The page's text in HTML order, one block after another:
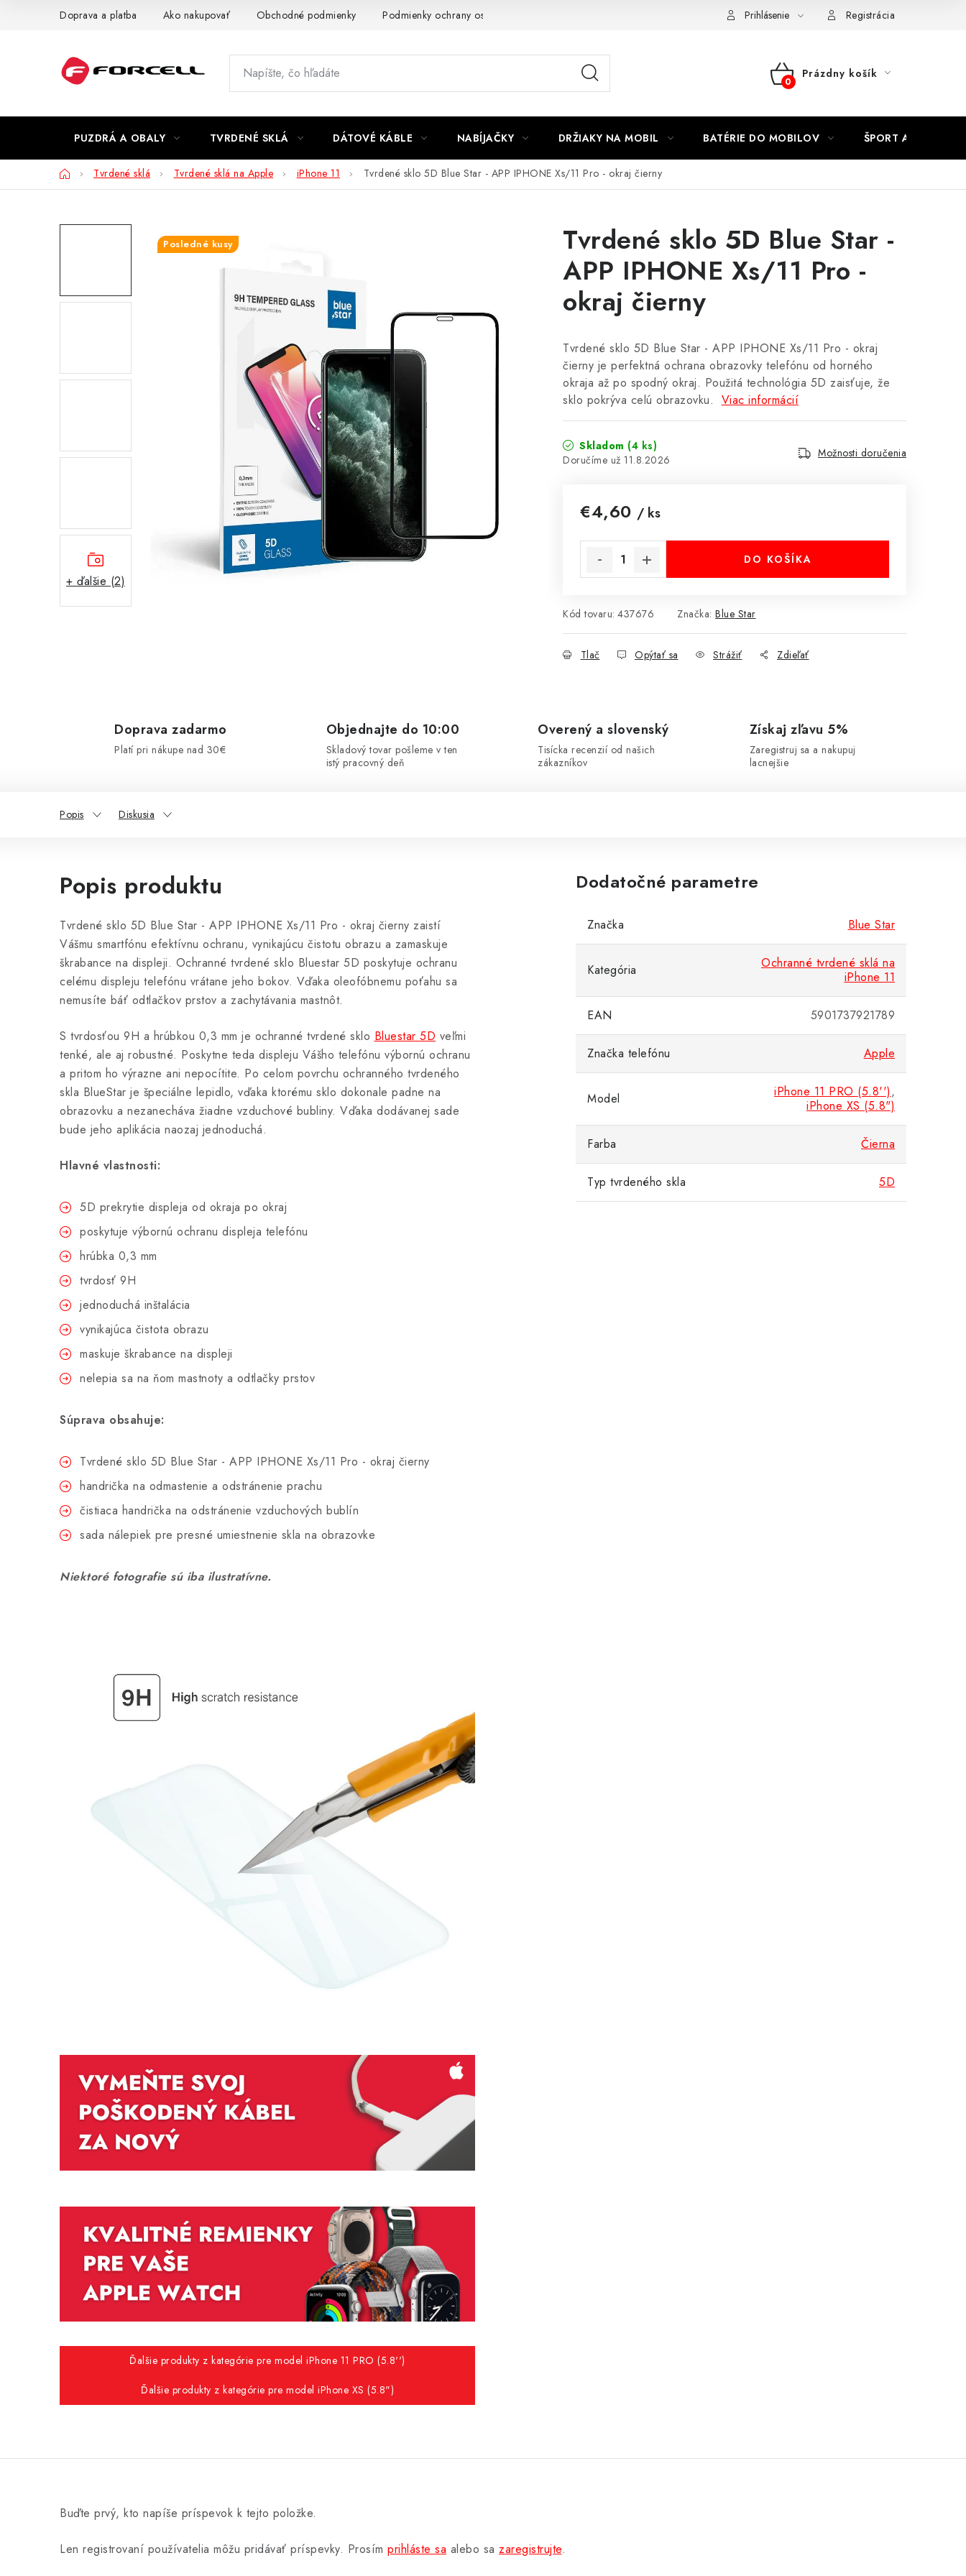
Doprava a platba Ako nakupovať Obchodné podmienky Podmienky ochrany osobných údajov Prihlásenie Registrácia
NÁKUPNÝ
Prázdny košík
PUZDRÁ A OBALY TVRDENÉ SKLÁ DÁTOVÉ KÁBLE NABÍJAČKY DRŽIAKY NA MOBIL BATÉRIE DO MOBILOV ŠPORT A HOBBY
DomovTvrdené sklá Tvrdené sklá na Apple iPhone 11 Tvrdené sklo 5D Blue Star - APP IPHONE Xs/11 Pro - okraj čierny
+ ďalšie (2)
Tvrdené sklo 5D Blue Star -
APP IPHONE Xs/11 Pro -
okraj čierny
Tvrdené sklo 5D Blue Star - APP IPHONE Xs/11 Pro - okraj
čierny je perfektná ochrana obrazovky telefónu od horného
okraja až po spodný okraj. Použitá technológia 5D zaisťuje, že
sklo pokrýva celú obrazovku. Viac informácií
Skladom (4 ks)
11.8.2026
Možnosti doručenia
€4,60 / ks
DO KOŠÍKA
Kód tovaru: 437676 Značka: Blue Star
Tlač Opýtať sa Strážiť Zdieľať
Posledné kusy
Doprava zadarmo
Platí pri nákupe nad 30€
Objednajte do 10:00
Skladový tovar pošleme v ten
istý pracovný deň
Overený a slovenský
Tisícka recenzií od našich
zákazníkov
Získaj zľavu 5%
Zaregistruj sa a nakupuj
lacnejšie
Popis Diskusia
Popis produktu
Tvrdené sklo 5D Blue Star - APP IPHONE Xs/11 Pro - okraj čierny zaistí
Vášmu smartfónu efektívnu ochranu, vynikajúcu čistotu obrazu a zamaskuje
škrabance na displeji. Ochranné tvrdené sklo Bluestar 5D poskytuje ochranu
celému displeju telefónu vrátane jeho bokov. Vďaka oleofóbnemu poťahu sa
nemusíte báť odtlačkov prstov a zachytávania mastnôt.
S tvrdosťou 9H a hrúbkou 0,3 mm je ochranné tvrdené sklo Bluestar 5D veľmi
tenké, ale aj robustné. Poskytne teda displeju Vášho telefónu výbornú ochranu
a pritom ho výrazne ani nepocítite. Po celom povrchu ochranného tvrdeného
skla BlueStar je špeciálne lepidlo, vďaka ktorému sklo dokonale padne na
obrazovku a nezanecháva žiadne vzduchové bubliny. Vďaka dodávanej sade
bude jeho aplikácia naozaj jednoduchá.
Hlavné vlastnosti:
5D prekrytie displeja od okraja po okraj
poskytuje výbornú ochranu displeja telefónu
hrúbka 0,3 mm
tvrdosť 9H
jednoduchá inštalácia
vynikajúca čistota obrazu
maskuje škrabance na displeji
nelepia sa na ňom mastnoty a odtlačky prstov
Súprava obsahuje:
Tvrdené sklo 5D Blue Star - APP IPHONE Xs/11 Pro - okraj čierny
handrička na odmastenie a odstránenie prachu
čistiaca handrička na odstránenie vzduchových bublín
sada nálepiek pre presné umiestnenie skla na obrazovke
Niektoré fotografie sú iba ilustratívne.
Ďalšie produkty z kategórie pre model iPhone 11 PRO (5.8'')
Ďalšie produkty z kategórie pre model iPhone XS (5.8")
Dodatočné parametre
Značka Blue Star
Kategória
Ochranné tvrdené sklá na
iPhone 11
EAN 5901737921789
Značka telefónu Apple
Model iPhone 11 PRO (5.8''),
iPhone XS (5.8")
Farba Čierna
Typ tvrdeného skla 5D
Buďte prvý, kto napíše príspevok k tejto položke.
Len registrovaní používatelia môžu pridávať príspevky. Prosím prihláste sa alebo sa zaregistrujte.